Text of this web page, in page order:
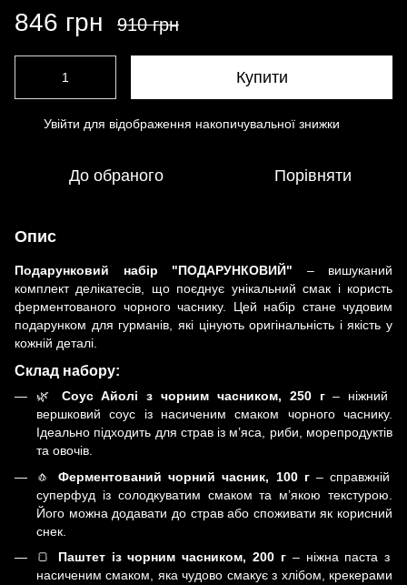
846 грн 910 грн
Купити
Увійти для відображення накопичувальної знижки
До обраного Порівняти
Опис
Подарунковий набір "ПОДАРУНКОВИЙ" – вишуканий
комплект делікатесів, що поєднує унікальний смак і користь
ферментованого чорного часнику. Цей набір стане чудовим
подарунком для гурманів, які цінують оригінальність і якість у
кожній деталі.
Склад набору:
🌿 Соус Айолі з чорним часником, 250 г– ніжний
вершковий соус із насиченим смаком чорного часнику.
Ідеально підходить для страв із м’яса, риби, морепродуктів
та овочів.
🧄Ферментований чорний часник, 100 г– справжній
суперфуд із солодкуватим смаком та м’якою текстурою.
Його можна додавати до страв або споживати як корисний
снек.
🍞 Паштет із чорним часником, 200 г– ніжна паста з
насиченим смаком, яка чудово смакує з хлібом, крекерами